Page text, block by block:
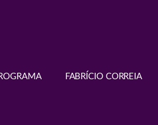
FABRÍCIO CORREIA